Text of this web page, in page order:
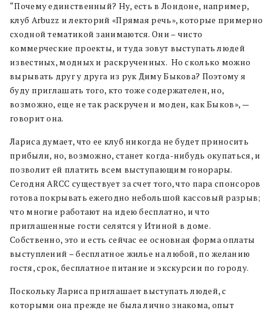
“Почему единственный? Ну, есть в Лондоне, например,
клуб Arbuzz и лекторий «Прямая речь», которые примерно
сходной тематикой занимаются. Они – чисто
коммерческие проекты, и туда зовут выступать людей
известных, модных и раскрученных. Но сколько можно
вырывать друг у друга из рук Диму Быкова? Поэтому я
буду приглашать того, кто тоже содержателен, но,
возможно, еще не так раскручен и моден, как Быков», —
говорит она.
Лариса думает, что ее клуб никогда не будет приносить
прибыли, но, возможно, станет когда-нибудь окупаться, и
позволит ей платить всем выступающим гонорары.
Сегодня ARCC существует за счет того, что пара спонсоров
готова покрывать ежегодно небольшой кассовый разрыв;
что многие работают на идею бесплатно, и что
приглашенные гости селятся у Итиной в доме.
Собственно, это и есть сейчас ее основная форма оплаты
выступлений – бесплатное жилье на любой, по желанию
гостя, срок, бесплатное питание и экскурсии по городу.
Поскольку Лариса приглашает выступать людей, с
которыми она прежде не была лично знакома, опыт